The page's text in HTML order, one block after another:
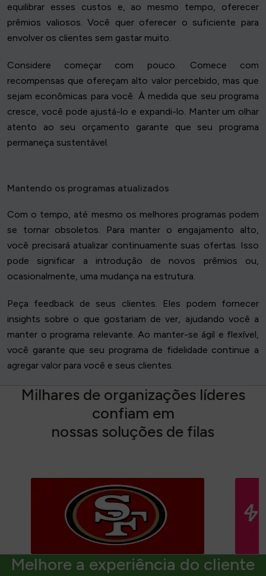
equilibrar esses custos e, ao mesmo tempo, oferecer
prêmios valiosos. Você quer oferecer o suficiente para
envolver os clientes sem gastar muito.
Considere começar com pouco. Comece com
recompensas que ofereçam alto valor percebido, mas que
sejam econômicas para você. À medida que seu programa
cresce, você pode ajustá-lo e expandi-lo. Manter um olhar
atento ao seu orçamento garante que seu programa
permaneça sustentável.
Mantendo os programas atualizados
Com o tempo, até mesmo os melhores programas podem
se tornar obsoletos. Para manter o engajamento alto,
você precisará atualizar continuamente suas ofertas. Isso
pode significar a introdução de novos prêmios ou,
ocasionalmente, uma mudança na estrutura.
Peça feedback de seus clientes. Eles podem fornecer
insights sobre o que gostariam de ver, ajudando você a
manter o programa relevante. Ao manter-se ágil e flexível,
você garante que seu programa de fidelidade continue a
agregar valor para você e seus clientes.
Milhares de organizações líderes
confiam em
nossas soluções de filas
Melhore a experiência do cliente